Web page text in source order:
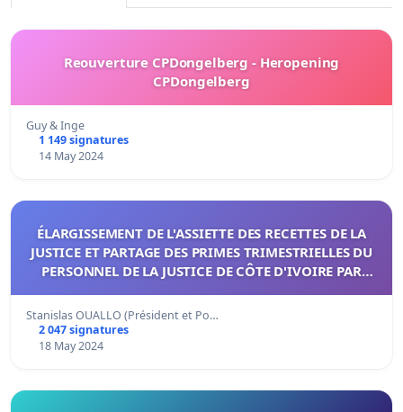
Reouverture CPDongelberg - Heropening
CPDongelberg
Guy & Inge
1 149 signatures
14 May 2024
ÉLARGISSEMENT DE L'ASSIETTE DES RECETTES DE LA
JUSTICE ET PARTAGE DES PRIMES TRIMESTRIELLES DU
PERSONNEL DE LA JUSTICE DE CÔTE D'IVOIRE PAR
Stanislas OUALLO (Président et Po…
2 047 signatures
18 May 2024